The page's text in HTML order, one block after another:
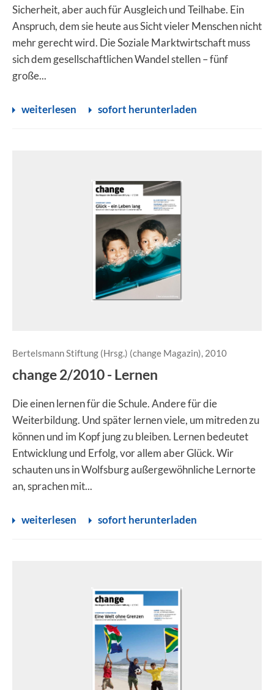
Sicherheit, aber auch für Ausgleich und Teilhabe. Ein
Anspruch, dem sie heute aus Sicht vieler Menschen nicht
mehr gerecht wird. Die Soziale Marktwirtschaft muss
sich dem gesellschaftlichen Wandel stellen – fünf
große...
weiterlesen sofort herunterladen
Bertelsmann Stiftung (Hrsg.) (change Magazin), 2010
change 2/2010 - Lernen
Die einen lernen für die Schule. Andere für die
Weiterbildung. Und später lernen viele, um mitreden zu
können und im Kopf jung zu bleiben. Lernen bedeutet
Entwicklung und Erfolg, vor allem aber Glück. Wir
schauten uns in Wolfsburg außergewöhnliche Lernorte
an, sprachen mit...
weiterlesen sofort herunterladen